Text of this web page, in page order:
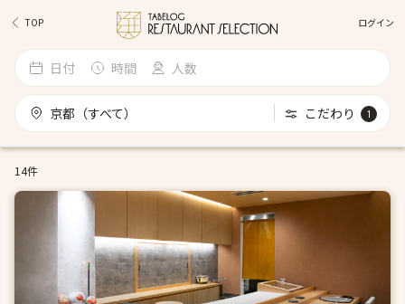
TOP ログイン
日付 時間 人数
京都（すべて） こだわり 1
14件